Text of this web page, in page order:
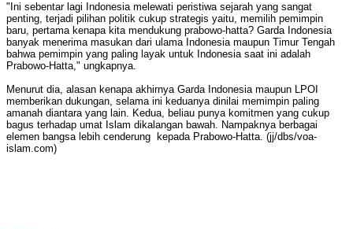
"Ini sebentar lagi Indonesia melewati peristiwa sejarah yang sangat
penting, terjadi pilihan politik cukup strategis yaitu, memilih pemimpin
baru, pertama kenapa kita mendukung prabowo-hatta? Garda Indonesia
banyak menerima masukan dari ulama Indonesia maupun Timur Tengah
bahwa pemimpin yang paling layak untuk Indonesia saat ini adalah
Prabowo-Hatta," ungkapnya.
Menurut dia, alasan kenapa akhirnya Garda Indonesia maupun LPOI
memberikan dukungan, selama ini keduanya dinilai memimpin paling
amanah diantara yang lain. Kedua, beliau punya komitmen yang cukup
bagus terhadap umat Islam dikalangan bawah. Nampaknya berbagai
elemen bangsa lebih cenderung kepada Prabowo-Hatta. (jj/dbs/voa-
islam.com)